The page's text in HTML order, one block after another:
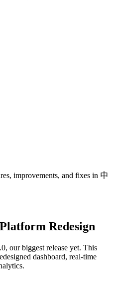
improvements, and fixes in 中
Redesign
our biggest release yet. This
dashboard, real-time